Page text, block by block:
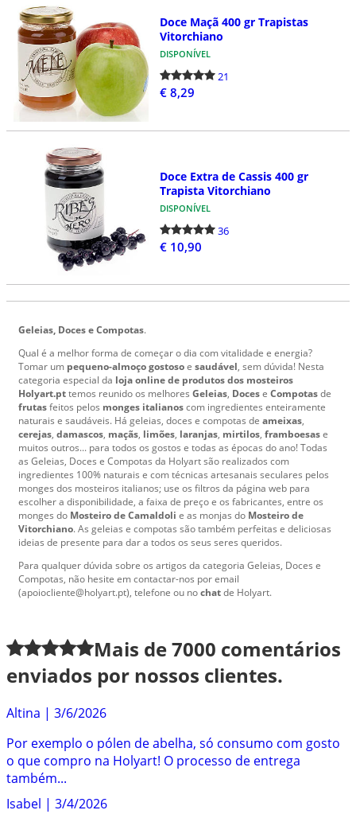
Doce Maçã 400 gr Trapistas
Vitorchiano
DISPONÍVEL
21
€ 8,29
Doce Extra de Cassis 400 gr
Trapista Vitorchiano
DISPONÍVEL
36
€ 10,90
Geleias, Doces e Compotas.
Qual é a melhor forma de começar o dia com vitalidade e energia?
Tomar um pequeno-almoço gostosoe saudável, sem dúvida! Nesta
categoria especial da loja online de produtos dos mosteiros
Holyart.pttemos reunido os melhores Geleias, Docese Compotasde
frutasfeitos pelos monges italianoscom ingredientes enteiramente
naturais e saudáveis. Há geleias, doces e compotas de ameixas,
cerejas, damascos, maçãs, limões, laranjas, mirtilos, framboesase
muitos outros... para todos os gostos e todas as épocas do ano! Todas
as Geleias, Doces e Compotas da Holyart são realizados com
ingredientes 100% naturais e com técnicas artesanais seculares pelos
monges dos mosteiros italianos; use os filtros da página web para
escolher a disponibilidade, a faixa de preço e os fabricantes, entre os
monges do Mosteiro de Camaldoli e as monjas do Mosteiro de
Vitorchiano. As geleias e compotas são também perfeitas e deliciosas
ideias de presente para dar a todos os seus seres queridos.
Para qualquer dúvida sobre os artigos da categoria Geleias, Doces e
Compotas, não hesite em contactar-nos por email
(apoiocliente@holyart.pt), telefone ou nochatde Holyart.
Mais de7000 comentários
enviados por nossos clientes.
Altina | 3/6/2026
Por exemplo o pólen de abelha, só consumo com gosto
o que compro na Holyart! O processo de entrega
também...
Isabel | 3/4/2026